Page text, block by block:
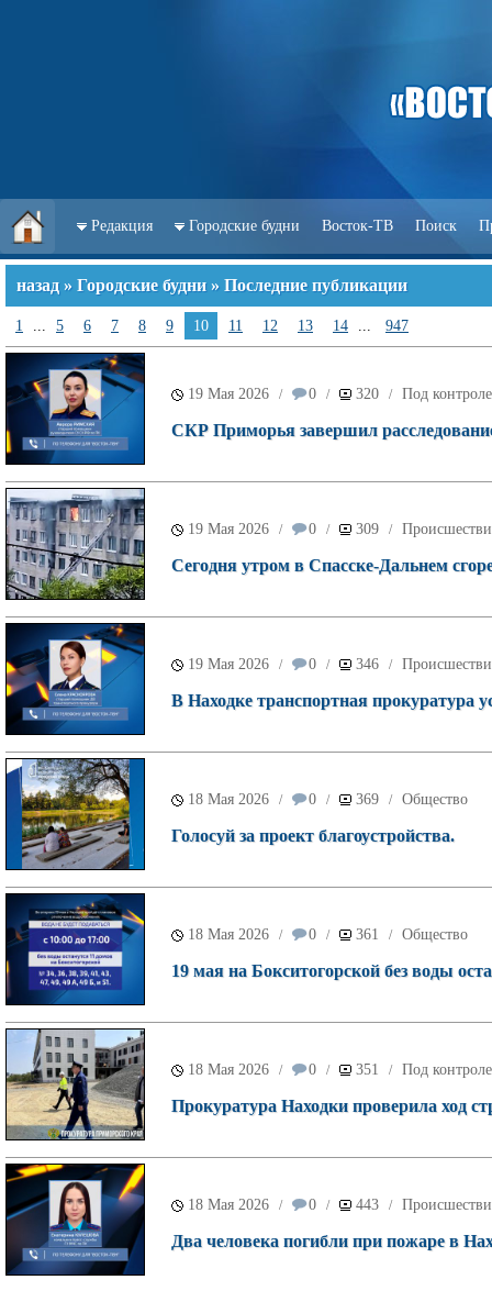
Редакция Городские будни Восток-ТВ Поиск
назад » Городские будни » Последние публикации
1 ... 5 6 7 8 9 10 11 12 13 14 ... 947
19 Мая 2026 / 0 / 320 / Под
СКР Приморья завершил
19 Мая 2026 / 0 / 309 /
Сегодня утром в Спасске-Дальнем
19 Мая 2026 / 0 / 346 /
В Находке транспортная прокуратура
18 Мая 2026 / 0 / 369 / Общество
Голосуй за проект благоустройства.
18 Мая 2026 / 0 / 361 / Общество
19 мая на Бокситогорской без воды
18 Мая 2026 / 0 / 351 / Под
Прокуратура Находки проверила ход
18 Мая 2026 / 0 / 443 /
Два человека погибли при пожаре в